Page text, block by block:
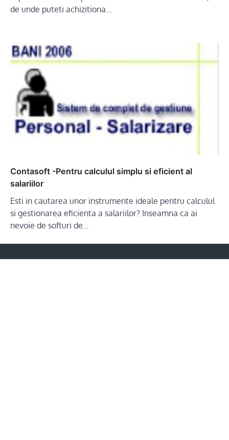
de unde puteti achizitiona…
Contasoft -Pentru calculul simplu si eficient al
salariilor
Esti in cautarea unor instrumente ideale pentru calculul
si gestionarea eficienta a salariilor? Inseamna ca ai
nevoie de softuri de…